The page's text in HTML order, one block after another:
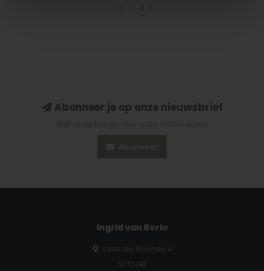
Abonneer je op onze nieuwsbrief
Ingrid van Berlo
Laan ten Boomen 4
5715 AB